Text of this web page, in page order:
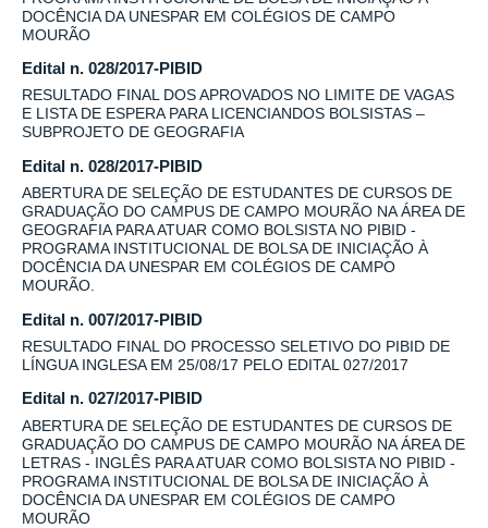
DOCÊNCIA DA UNESPAR EM COLÉGIOS DE CAMPO
MOURÃO
Edital n. 028/2017-PIBID
RESULTADO FINAL DOS APROVADOS NO LIMITE DE VAGAS
E LISTA DE ESPERA PARA LICENCIANDOS BOLSISTAS –
SUBPROJETO DE GEOGRAFIA
Edital n. 028/2017-PIBID
ABERTURA DE SELEÇÃO DE ESTUDANTES DE CURSOS DE
GRADUAÇÃO DO CAMPUS DE CAMPO MOURÃO NA ÁREA DE
GEOGRAFIA PARA ATUAR COMO BOLSISTA NO PIBID -
PROGRAMA INSTITUCIONAL DE BOLSA DE INICIAÇÃO À
DOCÊNCIA DA UNESPAR EM COLÉGIOS DE CAMPO
MOURÃO.
Edital n. 007/2017-PIBID
RESULTADO FINAL DO PROCESSO SELETIVO DO PIBID DE
LÍNGUA INGLESA EM 25/08/17 PELO EDITAL 027/2017
Edital n. 027/2017-PIBID
ABERTURA DE SELEÇÃO DE ESTUDANTES DE CURSOS DE
GRADUAÇÃO DO CAMPUS DE CAMPO MOURÃO NA ÁREA DE
LETRAS - INGLÊS PARA ATUAR COMO BOLSISTA NO PIBID -
PROGRAMA INSTITUCIONAL DE BOLSA DE INICIAÇÃO À
DOCÊNCIA DA UNESPAR EM COLÉGIOS DE CAMPO
MOURÃO